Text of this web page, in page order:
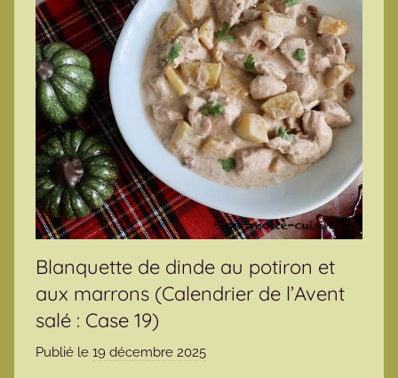
Blanquette de dinde au potiron et
aux marrons (Calendrier de l’Avent
salé : Case 19)
Publié le 19 décembre 2025